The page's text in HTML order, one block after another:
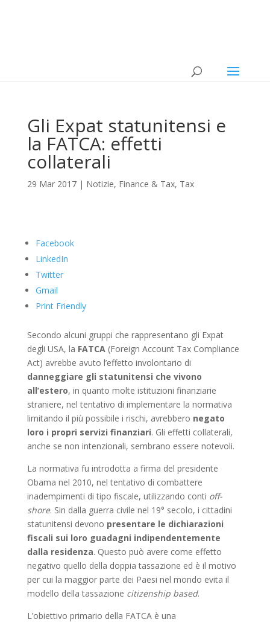
Gli Expat statunitensi e
la FATCA: effetti
collaterali
29 Mar 2017| Notizie, Finance & Tax, Tax
Facebook
LinkedIn
Twitter
Gmail
Print Friendly
Secondo alcuni gruppi che rappresentano gli Expat
degli USA, la FATCA(Foreign Account Tax Compliance
Act) avrebbe avuto l’effetto involontario di
danneggiare gli statunitensi che vivono
all’estero, in quanto molte istituzioni finanziarie
straniere, nel tentativo di implementare la normativa
limitando il più possibile i rischi, avrebbero negato
loro i propri servizi finanziari. Gli effetti collaterali,
anche se non intenzionali, sembrano essere notevoli.
La normativa fu introdotta a firma del presidente
Obama nel 2010, nel tentativo di combattere
inadempimenti di tipo fiscale, utilizzando conti off-
shore. Sin dalla guerra civile nel 19° secolo, i cittadini
statunitensi devono presentare le dichiarazioni
fiscali sui loro guadagni indipendentemente
dalla residenza. Questo può avere come effetto
negativo quello della doppia tassazione ed è il motivo
per cui la maggior parte dei Paesi nel mondo evita il
modello della tassazione citizenship based.
L’obiettivo primario della FATCA è una